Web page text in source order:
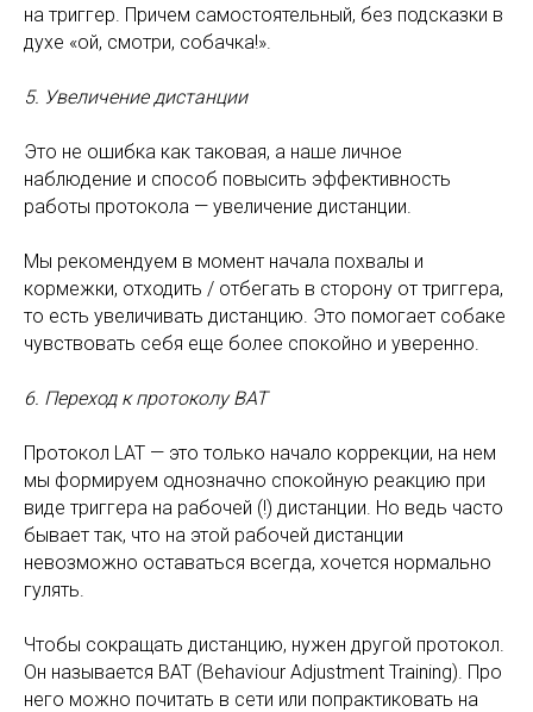
на триггер. Причем самостоятельный, без подсказки в
духе «ой, смотри, собачка!».
5. Увеличение дистанции
Это не ошибка как таковая, а наше личное
наблюдение и способ повысить эффективность
работы протокола — увеличение дистанции.
Мы рекомендуем в момент начала похвалы и
кормежки, отходить / отбегать в сторону от триггера,
то есть увеличивать дистанцию. Это помогает собаке
чувствовать себя еще более спокойно и уверенно.
6. Переход к протоколу BAT
Протокол LAT — это только начало коррекции, на нем
мы формируем однозначно спокойную реакцию при
виде триггера на рабочей (!) дистанции. Но ведь часто
бывает так, что на этой рабочей дистанции
невозможно оставаться всегда, хочется нормально
гулять.
Чтобы сокращать дистанцию, нужен другой протокол.
Он называется BAT (Behaviour Adjustment Training). Про
него можно почитать в сети или попрактиковать на